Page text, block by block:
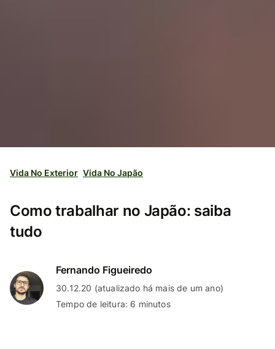
Vida No Exterior Vida No Japão
Como trabalhar no Japão: saiba
tudo
Fernando Figueiredo
30.12.20 (atualizado há mais de um ano)
Tempo de leitura: 6 minutos